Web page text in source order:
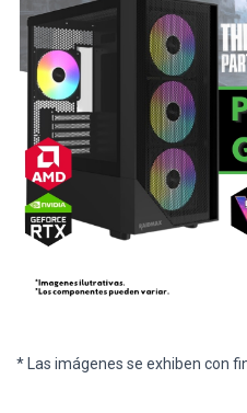
* Las imágenes se exhiben con